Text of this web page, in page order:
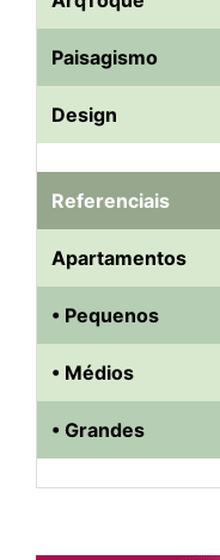
Paisagismo
Design
Referenciais
Apartamentos
• Pequenos
• Médios
• Grandes